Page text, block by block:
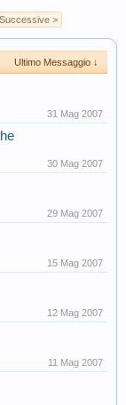
Successive >
Ultimo Messaggio ↓
31 Mag 2007
30 Mag 2007
29 Mag 2007
15 Mag 2007
12 Mag 2007
11 Mag 2007